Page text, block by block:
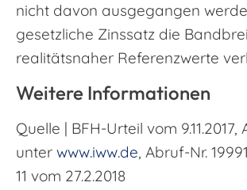
nicht davon ausgegangen
gesetzliche Zinssatz die
realitätsnaher Referenzwerte
Weitere Informationen
Quelle | BFH-Urteil vom 9.11.2017,
unter www.iww.de , Abruf-Nr.
11 vom 27.2.2018